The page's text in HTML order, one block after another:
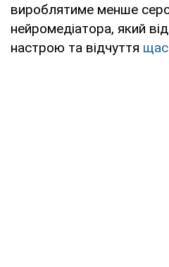
вироблятиме менше
нейромедіатора, який
настрою та відчуття